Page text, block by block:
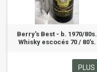
Berry's Best - b. 1970/80s.
Whisky escocés 70 / 80's.
PLUS